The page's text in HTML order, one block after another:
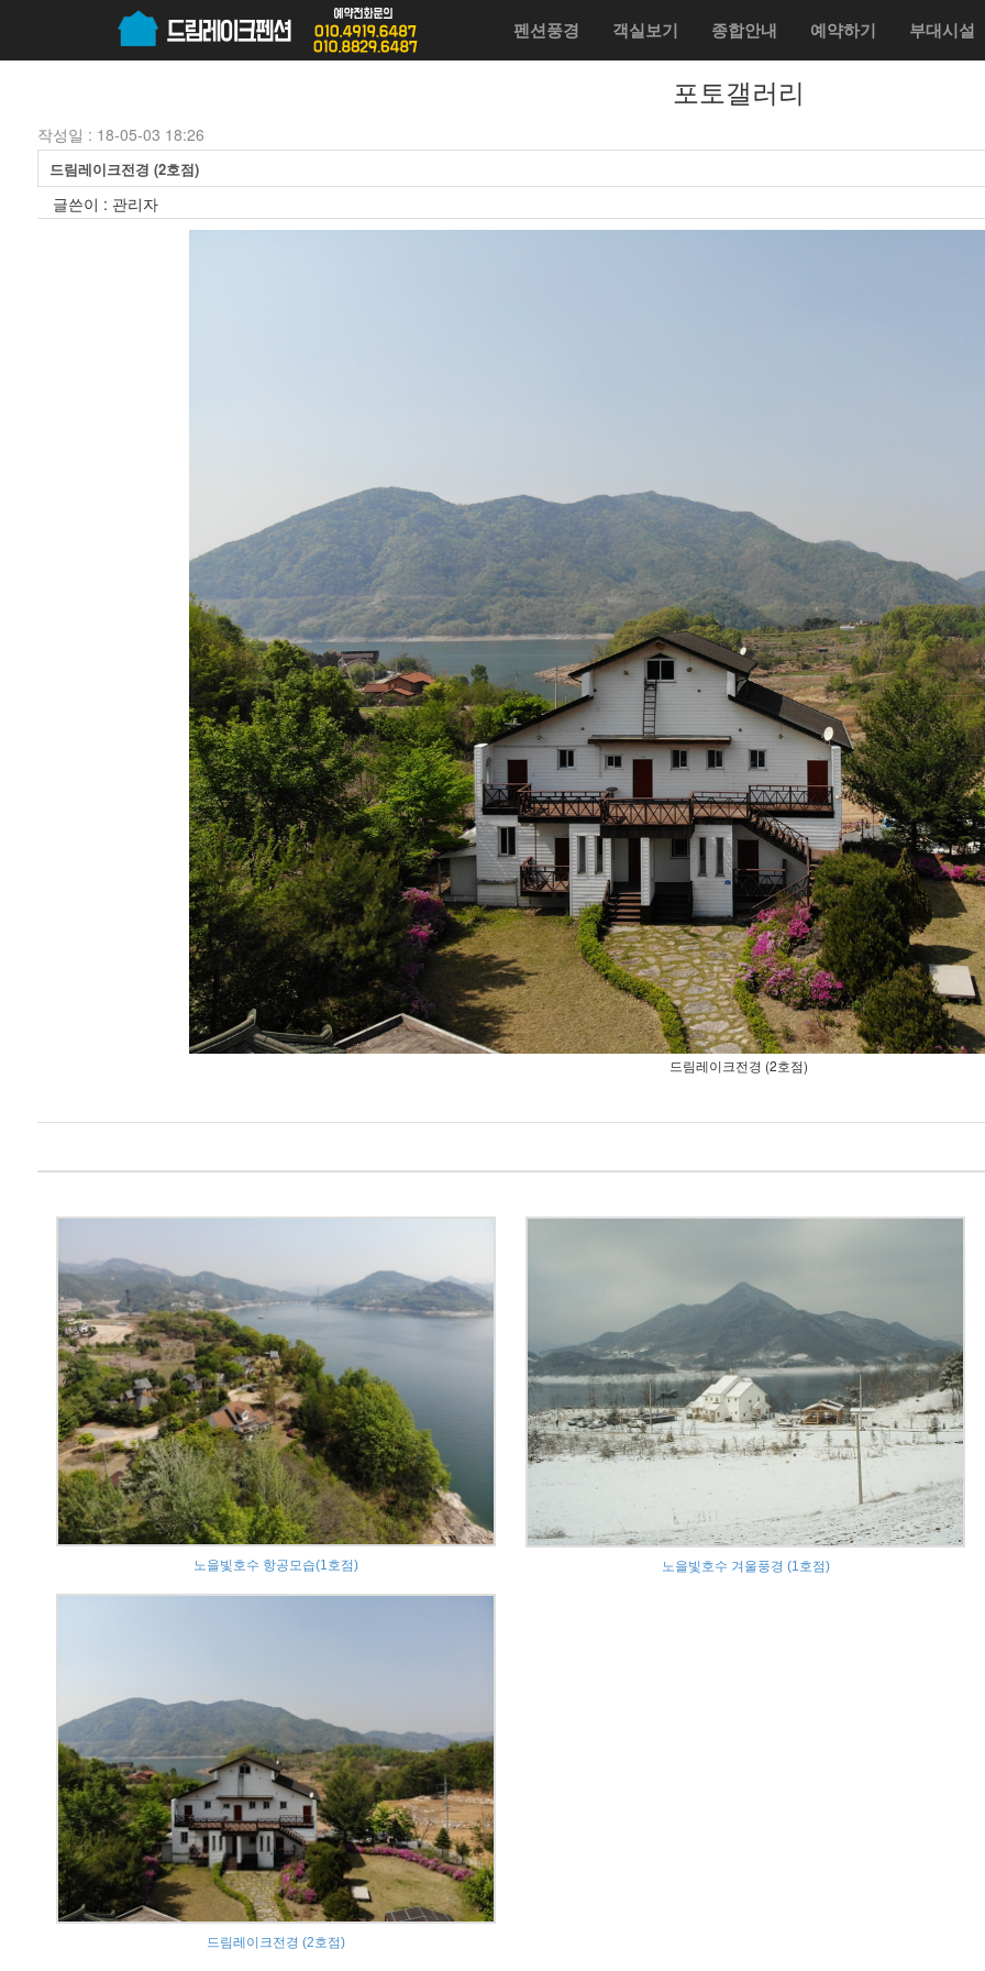
펜션풍경 객실보기 종합안내 예약하기 부대시설
포토갤러리
작성일 : 18-05-03 18:26
드림레이크전경 (2호점)
글쓴이 : 관리자
드림레이크전경 (2호점)
노을빛호수 항공모습(1호점) 노을빛호수 겨울풍경 (1호점)
드림레이크전경 (2호점)